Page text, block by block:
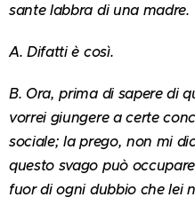
sante labbra di una madre.
A. Difatti è così.
B. Ora, prima di sapere di
vorrei giungere a certe
sociale; la prego, non mi
questo svago può
fuor di ogni dubbio che lei